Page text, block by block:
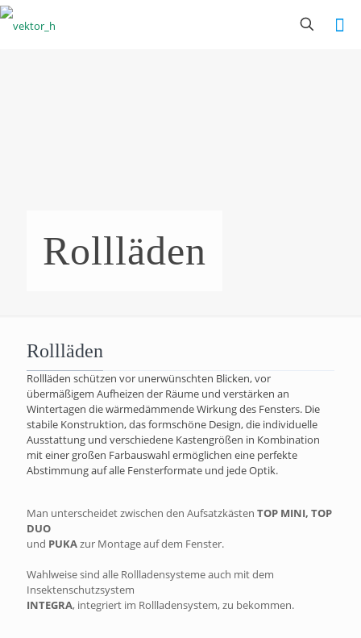
Rollläden
Rollläden
Rollläden schützen vor unerwünschten Blicken, vor
übermäßigem Aufheizen der Räume und verstärken an
Wintertagen die wärmedämmende Wirkung des Fensters. Die
stabile Konstruktion, das formschöne Design, die individuelle
Ausstattung und verschiedene Kastengrößen in Kombination
mit einer großen Farbauswahl ermöglichen eine perfekte
Abstimmung auf alle Fensterformate und jede Optik.
Man unterscheidet zwischen den Aufsatzkästen TOP MINI, TOP
DUO
und PUKAzur Montage auf dem Fenster.
Wahlweise sind alle Rollladensysteme auch mit dem
Insektenschutzsystem
INTEGRA, integriert im Rollladensystem, zu bekommen.